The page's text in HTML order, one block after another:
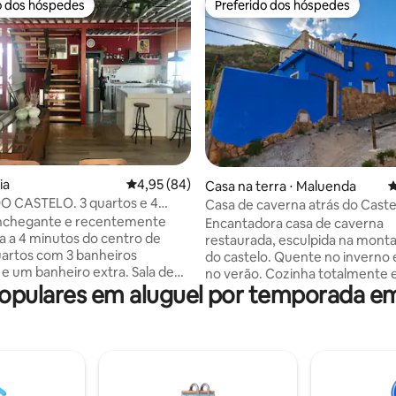
de 5, 37 avaliações
dos hóspedes
dos hóspedes
4,95 de uma avaliação média de 5, 84
4,95 (84)
CASTELO. 3 quartos e 4
e recentemente
a 4 minutos do centro de
um banheiro extra. Sala de
de leitura, sala de jantar e
com tudo o que você
de "El Castillo". Passeios e
Preferido dos hóspedes
Preferido dos hóspedes
Casa na terra ⋅ Maluenda
Casa de caverna atrás do
Maluenda
Encantadora casa de caverna
restaurada, esculpida na
do castelo. Quente no inverno e fresco
no verão. Cozinha totalmente equipada
e churrasqueira ao ar livre em
privativo com mesa e cadeiras.
disso, existem radiadores
ventiladores no verão. Tem
em aluguel por temporada